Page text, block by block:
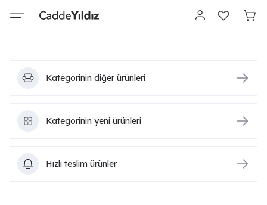
Kategorinin diğer ürünleri
Kategorinin yeni ürünleri
Hızlı teslim ürünler